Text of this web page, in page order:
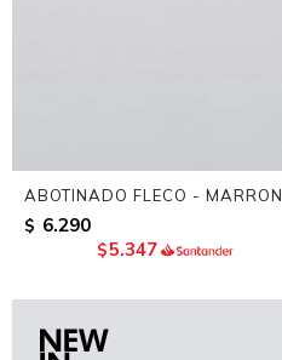
ABOTINADO FLECO - MARRON
$ 6.290
$5.347